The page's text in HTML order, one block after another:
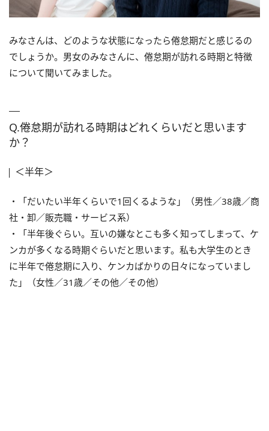
みなさんは、どのような状態になったら倦怠期だと感じるの
でしょうか。男女のみなさんに、倦怠期が訪れる時期と特徴
について聞いてみました。
Q.倦怠期が訪れる時期はどれくらいだと思います
か？
＜半年＞
・「だいたい半年くらいで1回くるような」（男性／38歳／商
社・卸／販売職・サービス系）
・「半年後ぐらい。互いの嫌なとこも多く知ってしまって、ケ
ンカが多くなる時期ぐらいだと思います。私も大学生のとき
に半年で倦怠期に入り、ケンカばかりの日々になっていまし
た」（女性／31歳／その他／その他）